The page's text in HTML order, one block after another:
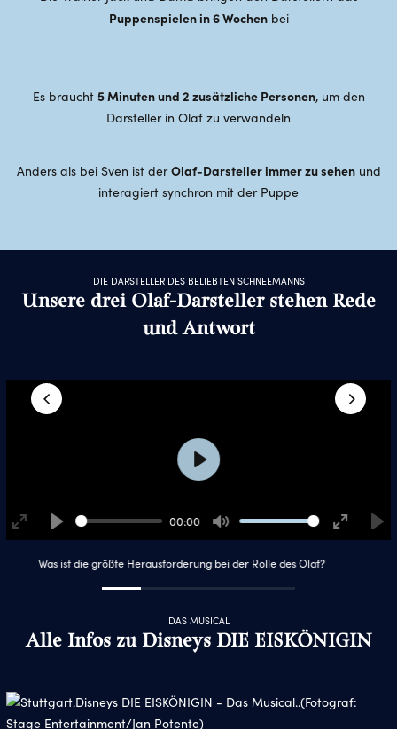
Puppenspielen in 6 Wochenbei
Es braucht 5 Minuten und 2 zusätzliche Personen, um den
Darsteller in Olaf zu verwandeln
Anders als bei Sven ist derOlaf-Darsteller immer zu sehenund
interagiert synchron mit der Puppe
DIE DARSTELLER DES BELIEBTEN SCHNEEMANNS
Unsere drei Olaf-Darsteller stehen Rede
und Antwort
Play
00:00
Mute
Enter
Play
Was ist die größte Herausforderung bei der Rolle des Olaf?
Enter
fullscreen
DAS MUSICAL
Alle Infos zu Disneys DIE EISKÖNIGIN